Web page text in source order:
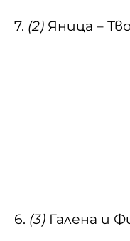
7. (2) Яница –
6. (3) Галена и